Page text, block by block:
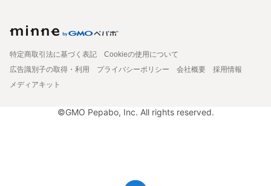
特定商取引法に基づく表記
Cookieの使用について
広告識別子の取得・利用
プライバシーポリシー 会社概要
採用情報
メディアキット
©GMO Pepabo, Inc. All rights reserved.